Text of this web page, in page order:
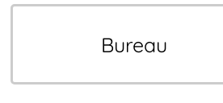
Bureau